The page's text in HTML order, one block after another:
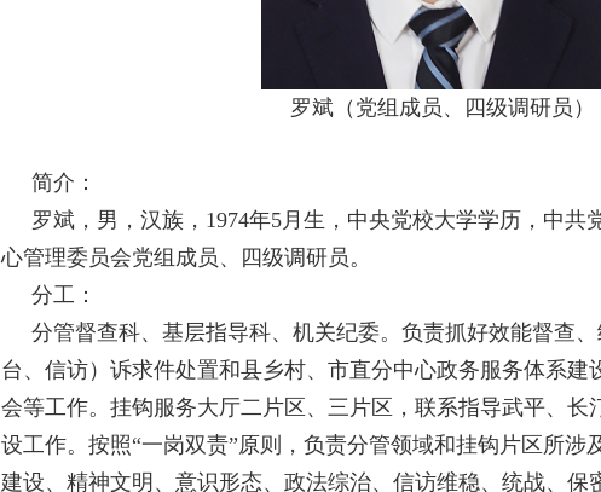
罗斌（党组成员、四级调研员）
简介 ：
罗斌，男，汉族，1974年5月生，中央党校大学学历，中共
心管理委员会党组成员、四级调研员。
分工：
分管督查科、基层指导科、机关纪委。负责抓好效能督查、
台、信访）诉求件处置和县乡村、市直分中心政务服务体系建
会等工作。挂钩服务大厅二片区、三片区，联系指导武平、长
设工作。按照“一岗双责”原则，负责分管领域和挂钩片区所涉
建设、精神文明、意识形态、政法综治、信访维稳、统战、保